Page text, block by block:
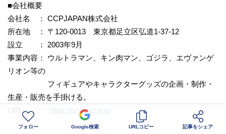
■会社概要
会社名 ： CCPJAPAN株式会社
所在地 ： 〒120-0013 東京都足立区弘道1-37-12
設立 ： 2003年9月
事業内容： ウルトラマン、キン肉マン、ゴジラ、エヴァンゲ
リオン等の
フィギュアやキャラクターグッズの企画・制作・
生産・販売を手掛ける。
URL ： https://shop.ccp.jp/
フォロー Google検索 URLコピー 記事をシェア